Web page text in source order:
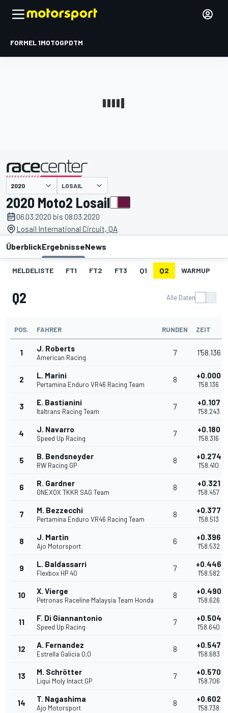
FORMEL 1MOTOGPDTM
LOSAIL
2020 Moto2 Losail
06.03.2020 bis 08.03.2020
Losail International Circuit, QA
ÜberblickErgebnisseNews
MELDELISTE FT1 FT2 FT3 Q1 Q2 WARMUP
Q2 Alle Daten
POS. FAHRER RUNDEN ZEIT
1 J. Roberts
American Racing
7 1'58.136
2 L. Marini
Pertamina Enduro VR46 Racing Team
8 +0.000
1'58.136
3 E. Bastianini
Italtrans Racing Team
7 +0.107
1'58.243
4 J. Navarro
Speed Up Racing
7 +0.180
1'58.316
5 B. Bendsneyder
RW Racing GP
8 +0.274
1'58.410
6 R. Gardner
ONEXOX TKKR SAG Team
8 +0.321
1'58.457
7 M. Bezzecchi
Pertamina Enduro VR46 Racing Team
8 +0.377
1'58.513
8 J. Martin
Ajo Motorsport
6 +0.396
1'58.532
9 L. Baldassarri
Flexbox HP 40
7 +0.446
1'58.582
10 X. Vierge
Petronas Raceline Malaysia Team Honda
8 +0.490
1'58.626
11 F. Di Giannantonio
Speed Up Racing
7 +0.504
1'58.640
12 A. Fernandez
Estrella Galicia 0,0
8 +0.547
1'58.683
13 M. Schrötter
Liqui Moly Intact GP
7 +0.570
1'58.706
14 T. Nagashima
Ajo Motorsport
8 +0.602
1'58.738